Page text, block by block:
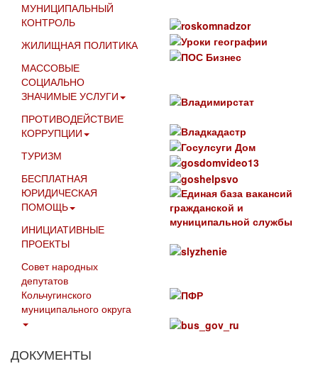
МУНИЦИПАЛЬНЫЙ
КОНТРОЛЬ
ЖИЛИЩНАЯ ПОЛИТИКА
МАССОВЫЕ
СОЦИАЛЬНО
ЗНАЧИМЫЕ УСЛУГИ
ПРОТИВОДЕЙСТВИЕ
КОРРУПЦИИ
ТУРИЗМ
БЕСПЛАТНАЯ
ЮРИДИЧЕСКАЯ
ПОМОЩЬ
ИНИЦИАТИВНЫЕ
ПРОЕКТЫ
Совет народных
депутатов
Кольчугинского
муниципального округа
ДОКУМЕНТЫ